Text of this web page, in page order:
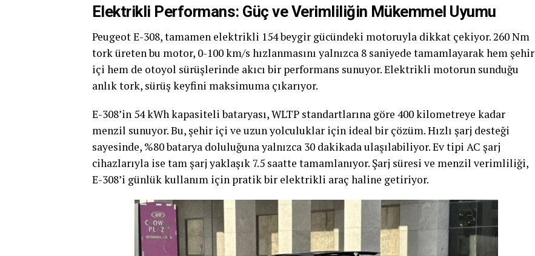
Elektrikli Performans: Güç ve Verimliliğin Mükemmel Uyumu
Peugeot E-308, tamamen elektrikli 154 beygir gücündeki motoruyla dikkat çekiyor. 260 Nm
tork üreten bu motor, 0-100 km/s hızlanmasını yalnızca 8 saniyede tamamlayarak hem şehir
içi hem de otoyol sürüşlerinde akıcı bir performans sunuyor. Elektrikli motorun sunduğu
anlık tork, sürüş keyfini maksimuma çıkarıyor.
E-308’in 54 kWh kapasiteli bataryası, WLTP standartlarına göre 400 kilometreye kadar
menzil sunuyor. Bu, şehir içi ve uzun yolculuklar için ideal bir çözüm. Hızlı şarj desteği
sayesinde, %80 batarya doluluğuna yalnızca 30 dakikada ulaşılabiliyor. Ev tipi AC şarj
cihazlarıyla ise tam şarj yaklaşık 7.5 saatte tamamlanıyor. Şarj süresi ve menzil verimliliği,
E-308’i günlük kullanım için pratik bir elektrikli araç haline getiriyor.